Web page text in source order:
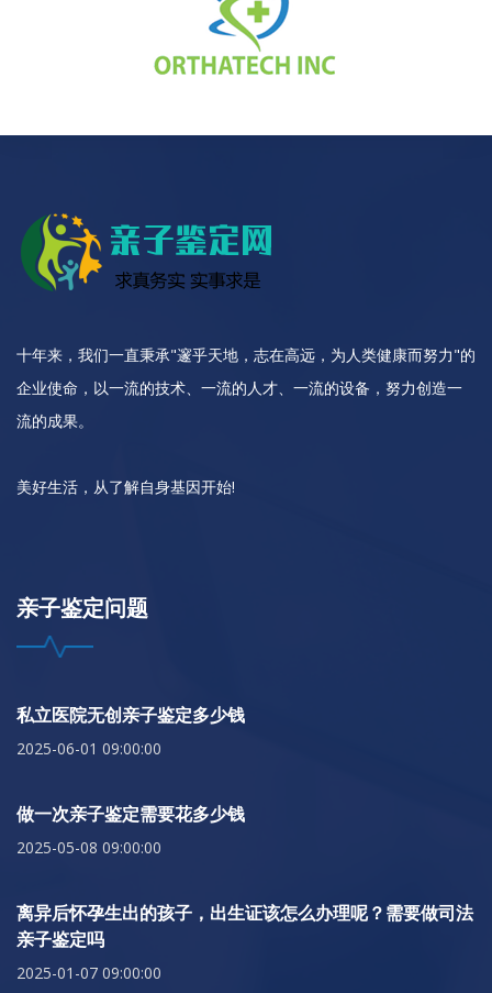
十年来，我们一直秉承"邃乎天地，志在高远，为人类健康而努力"的
企业使命，以一流的技术、一流的人才、一流的设备，努力创造一
流的成果。
美好生活，从了解自身基因开始!
亲子鉴定问题
私立医院无创亲子鉴定多少钱
2025-06-01 09:00:00
做一次亲子鉴定需要花多少钱
2025-05-08 09:00:00
离异后怀孕生出的孩子，出生证该怎么办理呢？需要做司法
亲子鉴定吗
2025-01-07 09:00:00